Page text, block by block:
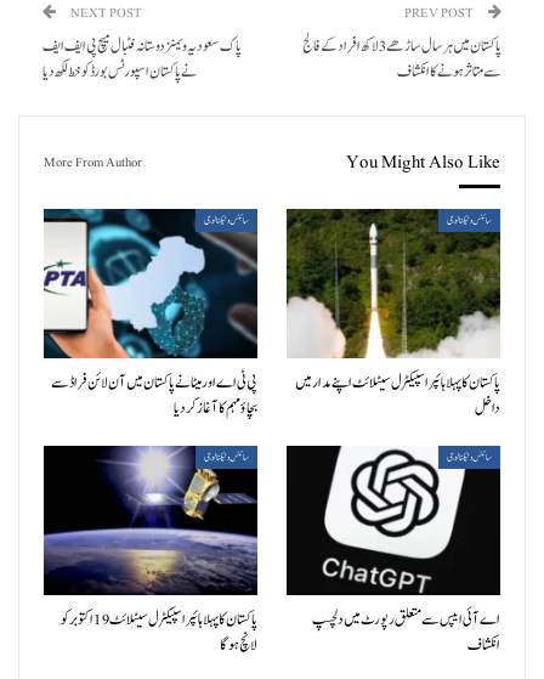
پاکستان میں ہر سال ساڑھے 3 لاکھ افراد کے فالج
سے متاثر ہونے کا انکشاف
NEXT POST
پاک سعودیہ ویمنز دوستانہ فٹبال میچ پی ایف ایف
نے پاکستان اسپورٹس بورڈکو خط لکھ دیا
You Might Also Like
More From Author
سائنس وٹیکنالوجی
پاکستان کا پہلا ہائپر اسپیکٹرل سیٹلائٹ اپنے مدار میں
داخل
سائنس وٹیکنالوجی
پی ٹی اے اور میٹا نے پاکستان میں آن لائن فراڈ سے
بچاؤ مہم کا آغاز کردیا
سائنس وٹیکنالوجی
اے آئی ایپس سے متعلق رپورٹ میں دلچسپ
انکشاف
سائنس وٹیکنالوجی
پاکستان کا پہلا ہائپر اسپیکٹرل سیٹلائٹ 19 اکتوبر کو
لانچ ہوگا